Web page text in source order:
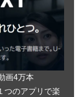
画4万本
つのアプリで楽